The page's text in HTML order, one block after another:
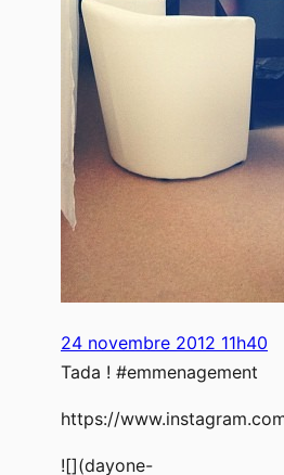
24 novembre 2012 11h40
Tada ! #emmenagement
https://
![](dayone-